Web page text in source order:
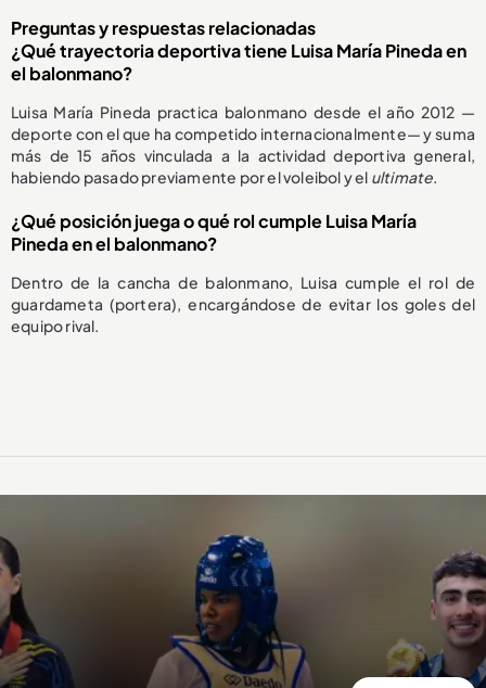
Preguntas y respuestas relacionadas
¿Qué trayectoria deportiva tiene Luisa María Pineda en
el balonmano?
Luisa María Pineda practica balonmano desde el año 2012 —
deporte con el que ha competido internacionalmente— y suma
más de 15 años vinculada a la actividad deportiva general,
habiendo pasado previamente por el voleibol y el ultimate.
¿Qué posición juega o qué rol cumple Luisa María
Pineda en el balonmano?
Dentro de la cancha de balonmano, Luisa cumple el rol de
guardameta (portera), encargándose de evitar los goles del
equipo rival.